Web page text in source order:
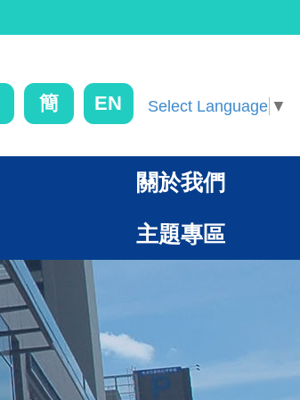
簡 EN Select Language ▼
關於我們
主題專區